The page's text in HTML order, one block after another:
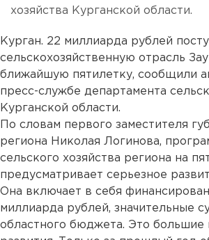
хозяйства Курганской области.
Курган. 22 миллиарда рублей
сельскохозяйственную отрасль
ближайшую пятилетку, сообщили
пресс-службе департамента
Курганской области.
По словам первого заместителя
региона Николая Логинова,
сельского хозяйства региона на
предусматривает серьезное
Она включает в себя
миллиарда рублей, значительные
областного бюджета. Это большие